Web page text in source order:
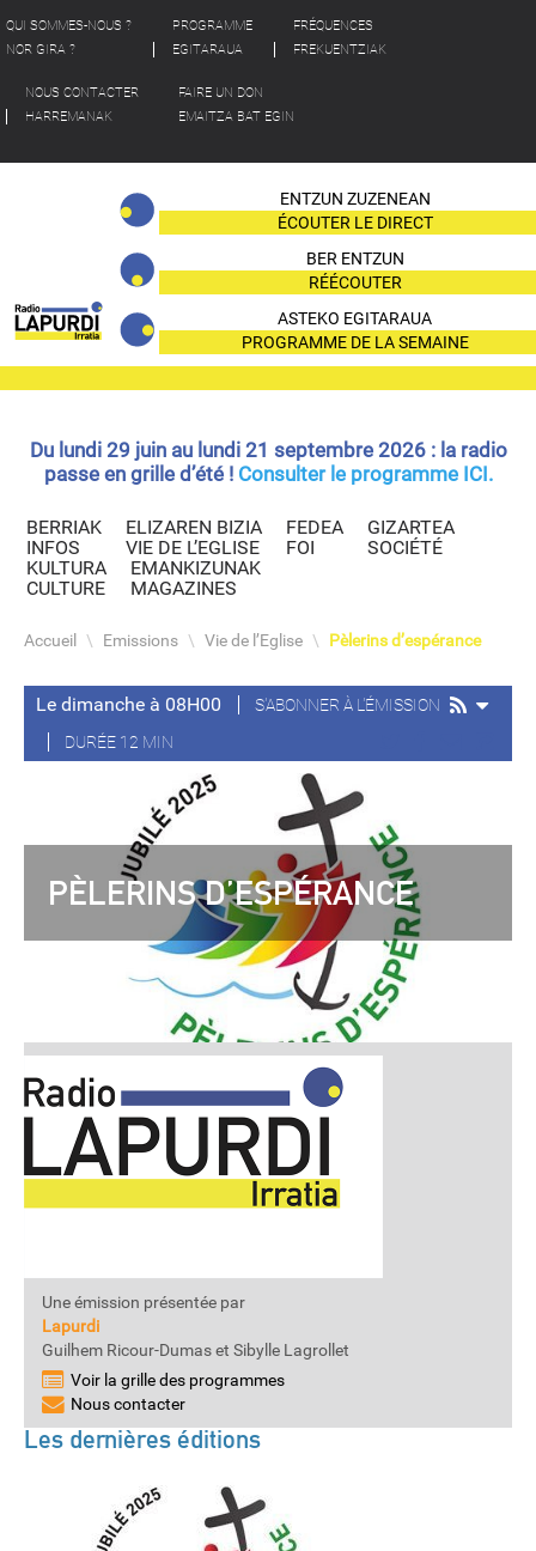
QUI SOMMES-NOUS ?
NOR GIRA ?
PROGRAMME
EGITARAUA
FRÉQUENCES
FREKUENTZIAK
NOUS CONTACTER
HARREMANAK
FAIRE UN DON
EMAITZA BAT EGIN
ENTZUN ZUZENEAN
ÉCOUTER LE DIRECT
BER ENTZUN
RÉÉCOUTER
ASTEKO EGITARAUA
PROGRAMME DE LA SEMAINE
Du lundi 29 juin au lundi 21 septembre 2026 : la radio
passe en grille d’été ! Consulter le programme ICI.
BERRIAK
INFOS
ELIZAREN BIZIA
VIE DE L’EGLISE
FEDEA
FOI
GIZARTEA
SOCIÉTÉ
KULTURA
CULTURE
EMANKIZUNAK
MAGAZINES
Accueil \ Emissions \ Vie de l’Eglise \ Pèlerins d’espérance
Le dimanche à 08H00
S'ABONNER À L'ÉMISSION
DURÉE 12 MIN
PÈLERINS D’ESPÉRANCE
Une émission présentée par
Lapurdi
Guilhem Ricour-Dumas et Sibylle Lagrollet
Voir la grille des programmes
Nous contacter
Les dernières éditions